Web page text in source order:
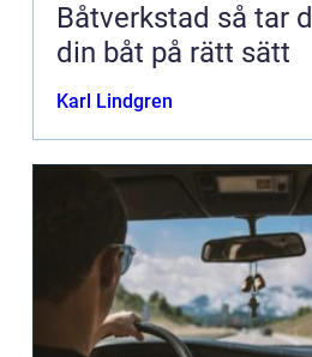
Båtverkstad så tar du hand om
din båt på rätt sätt
Karl Lindgren